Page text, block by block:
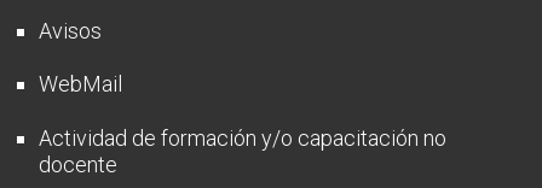
Avisos
WebMail
Actividad de formación y/o capacitación no
docente